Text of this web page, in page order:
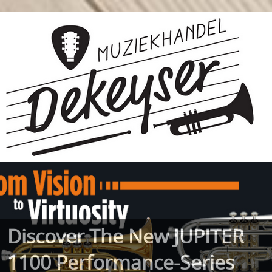
Discover The New JUPITER
1100 Performance-Series